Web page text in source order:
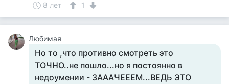
8 лет 1
Любимая
Но то ,что противно смотреть это
ТОЧНО..не пошло...но я постоянно в
недоумении - ЗАААЧЕЕЕМ...ВЕДЬ ЭТО